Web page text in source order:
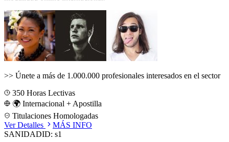
>> Únete a más de 1.000.000 profesionales interesados en el sector
350 Horas Lectivas
🌍 Internacional + Apostilla
Titulaciones Homologadas
Ver Detalles
MÁS INFO
SANIDADID: s1